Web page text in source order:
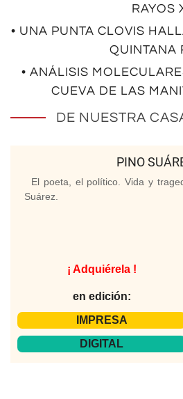
RAYOS
• UNA PUNTA CLOVIS
QUINTANA
• ANÁLISIS
CUEVA DE LAS
DE NUESTRA
PINO
El poeta, el político. Vida y
Suárez.
¡ Adquiérela !
en edición:
IMPRESA
DIGITAL